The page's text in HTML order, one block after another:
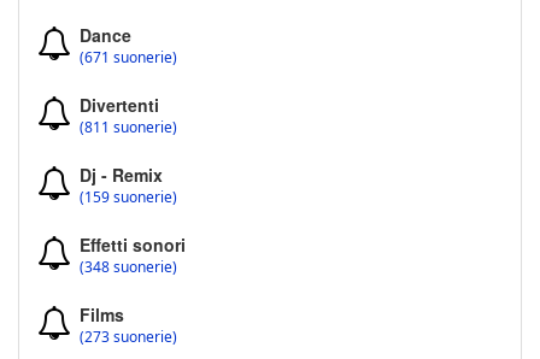
Dance
(671 suonerie)
Divertenti
(811 suonerie)
Dj - Remix
(159 suonerie)
Effetti sonori
(348 suonerie)
Films
(273 suonerie)